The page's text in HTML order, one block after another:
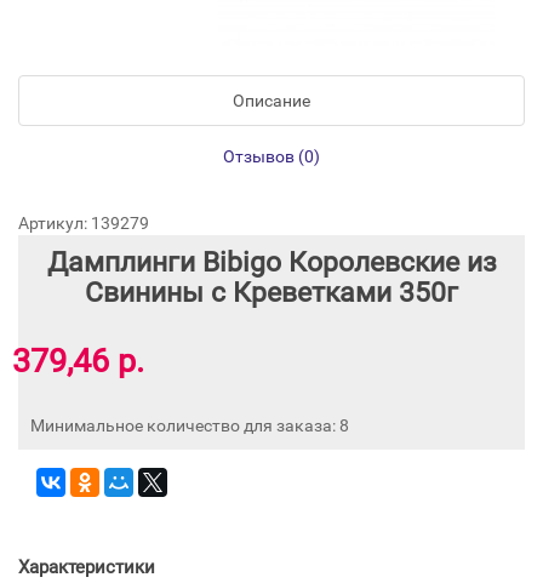
Описание
Отзывов (0)
Артикул: 139279
Дамплинги Bibigo Королевские из
Свинины с Креветками 350г
379,46 р.
Минимальное количество для заказа: 8
Характеристики